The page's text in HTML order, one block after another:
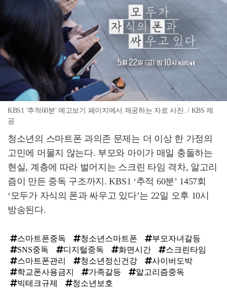
KBS1 '추적60분' 예고보기 페이지에서 제공하는 자료 사진. / KBS 제
공
청소년의 스마트폰 과의존 문제는 더 이상 한 가정의
고민에 머물지 않는다. 부모와 아이가 매일 충돌하는
현실, 계층에 따라 벌어지는 스크린 타임 격차, 알고리
즘이 만든 중독 구조까지. KBS1 ‘추적 60분’ 1457회
‘모두가 자식의 폰과 싸우고 있다’는 22일 오후 10시
방송된다.
스마트폰중독 청소년스마트폰
부모자녀갈등
SNS중독
디지털중독 화면시간
스크린타임
스마트폰관리
청소년정신건강
사이버도박
학교폰사용금지
가족갈등
알고리즘중독
빅테크규제
청소년보호